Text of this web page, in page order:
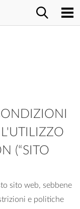
(“SITO
sito web, sebbene
e politiche